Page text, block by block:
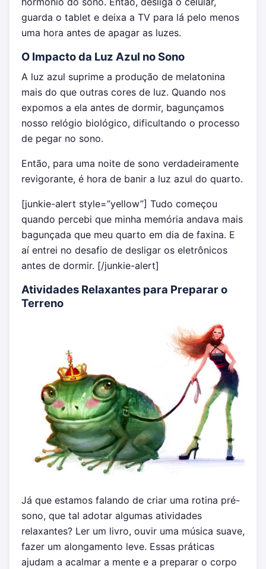
guarda o tablet e deixa a TV para lá pelo menos
uma hora antes de apagar as luzes.
O Impacto da Luz Azul no Sono
A luz azul suprime a produção de melatonina
mais do que outras cores de luz. Quando nos
expomos a ela antes de dormir, bagunçamos
nosso relógio biológico, dificultando o processo
de pegar no sono.
Então, para uma noite de sono verdadeiramente
revigorante, é hora de banir a luz azul do quarto.
[junkie-alert style=”yellow”] Tudo começou
quando percebi que minha memória andava mais
bagunçada que meu quarto em dia de faxina. E
aí entrei no desafio de desligar os eletrônicos
antes de dormir. [/junkie-alert]
Atividades Relaxantes para Preparar o
Terreno
Já que estamos falando de criar uma rotina pré-
sono, que tal adotar algumas atividades
relaxantes? Ler um livro, ouvir uma música suave,
fazer um alongamento leve. Essas práticas
ajudam a acalmar a mente e a preparar o corpo